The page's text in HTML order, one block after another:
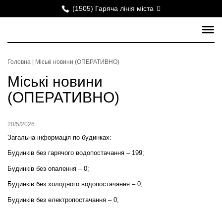
(1505) Гаряча лінія міста
Головна Міські новини (ОПЕРАТИВНО)
Міські новини
(ОПЕРАТИВНО)
20/5/2026
Загальна інформація по будинках:
Будинків без гарячого водопостачання – 199;
Будинків без опалення – 0;
Будинків без холодного водопостачання – 0;
Будинків без електропостачання – 0;